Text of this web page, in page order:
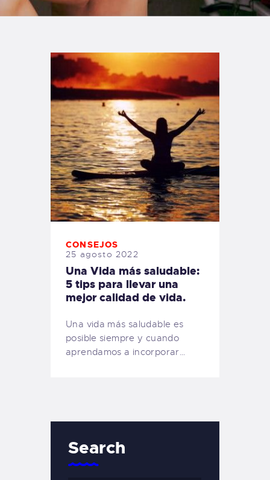
TIENDA FAMILY SURFERS
CONSEJOS
25 agosto 2022
Una Vida más saludable:
5 tips para llevar una
mejor calidad de vida.
Una vida más saludable es
posible siempre y cuando
aprendamos a incorporar…
Search